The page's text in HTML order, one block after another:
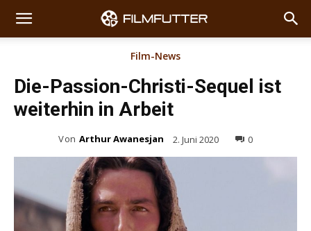
Film-News
Die-Passion-Christi-Sequel ist
weiterhin in Arbeit
Von Arthur Awanesjan 2. Juni 2020 0